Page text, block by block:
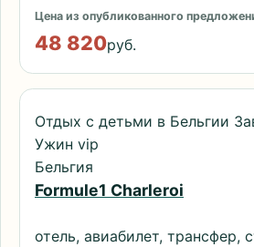
Цена из опубликованного
48 820руб.
Отдых с детьми в Бельгии
Ужин vip
Бельгия
Formule1 Charleroi
отель, авиабилет, трансфер,